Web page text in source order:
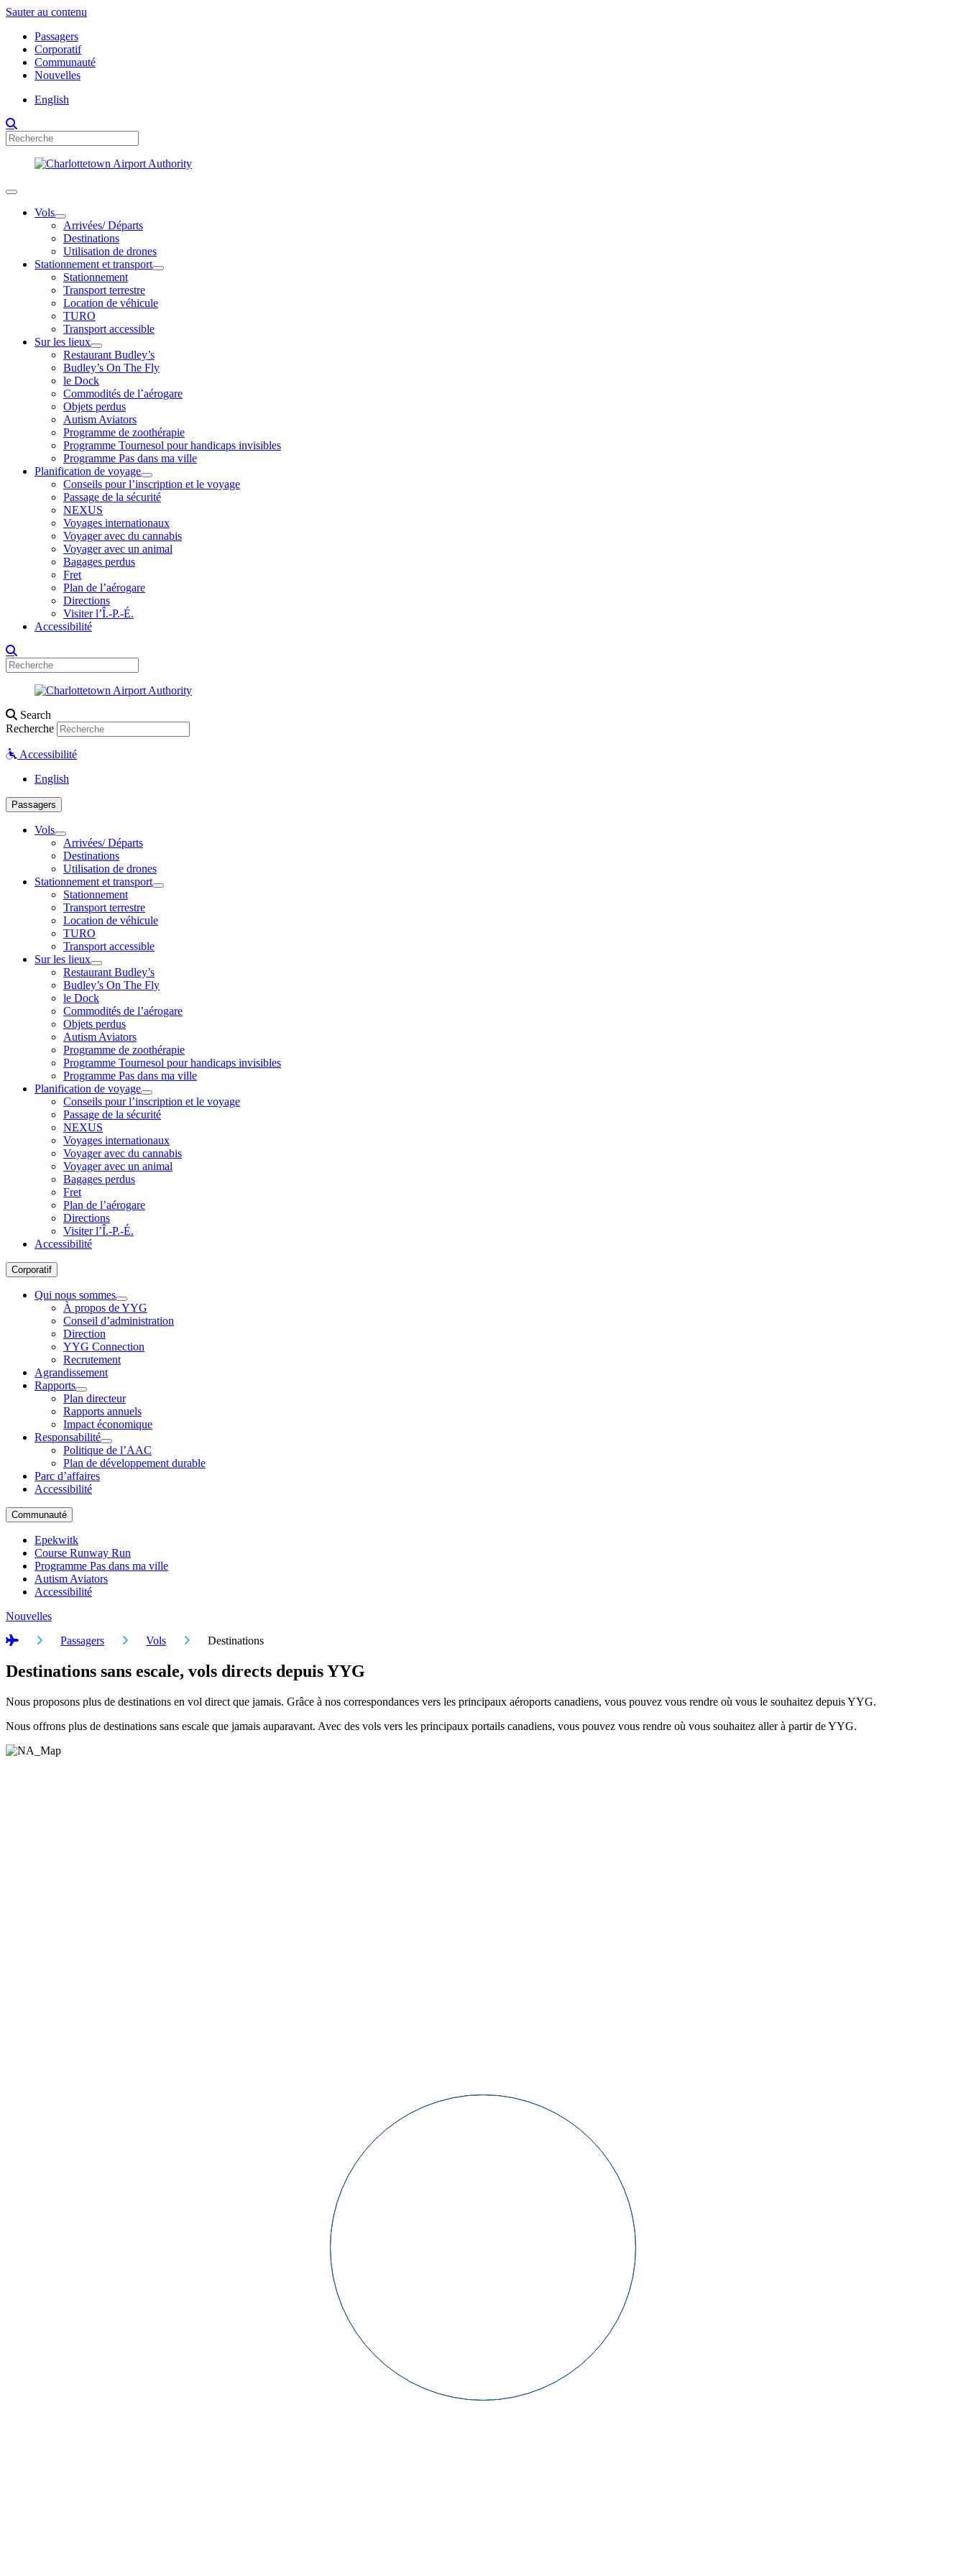
Sauter au contenu
Passagers
Corporatif
Communauté
Nouvelles
English
Vols
Arrivées/ Départs
Destinations
Utilisation de drones
Stationnement et transport
Stationnement
Transport terrestre
Location de véhicule
TURO
Transport accessible
Sur les lieux
Restaurant Budley’s
Budley’s On The Fly
le Dock
Commodités de l’aérogare
Objets perdus
Autism Aviators
Programme de zoothérapie
Programme Tournesol pour handicaps invisibles
Programme Pas dans ma ville
Planification de voyage
Conseils pour l’inscription et le voyage
Passage de la sécurité
NEXUS
Voyages internationaux
Voyager avec du cannabis
Voyager avec un animal
Bagages perdus
Fret
Plan de l’aérogare
Directions
Visiter l’Î.-P.-É.
Accessibilité
Search
Recherche
Accessibilité
English
Passagers
Vols
Arrivées/ Départs
Destinations
Utilisation de drones
Stationnement et transport
Stationnement
Transport terrestre
Location de véhicule
TURO
Transport accessible
Sur les lieux
Restaurant Budley’s
Budley’s On The Fly
le Dock
Commodités de l’aérogare
Objets perdus
Autism Aviators
Programme de zoothérapie
Programme Tournesol pour handicaps invisibles
Programme Pas dans ma ville
Planification de voyage
Conseils pour l’inscription et le voyage
Passage de la sécurité
NEXUS
Voyages internationaux
Voyager avec du cannabis
Voyager avec un animal
Bagages perdus
Fret
Plan de l’aérogare
Directions
Visiter l’Î.-P.-É.
Accessibilité
Corporatif
Qui nous sommes
À propos de YYG
Conseil d’administration
Direction
YYG Connection
Recrutement
Agrandissement
Rapports
Plan directeur
Rapports annuels
Impact économique
Responsabilité
Politique de l’AAC
Plan de développement durable
Parc d’affaires
Accessibilité
Communauté
Epekwitk
Course Runway Run
Programme Pas dans ma ville
Autism Aviators
Accessibilité
Nouvelles
Accueil
Passagers Vols Destinations
Destinations sans escale, vols directs depuis YYG
Nous proposons plus de destinations en vol direct que jamais. Grâce à nos correspondances vers les principaux aéroports canadiens, vous pouvez vous rendre où vous le souhaitez depuis YYG.
Nous offrons plus de destinations sans escale que jamais auparavant. Avec des vols vers les principaux portails canadiens, vous pouvez vous rendre où vous souhaitez aller à partir de YYG.